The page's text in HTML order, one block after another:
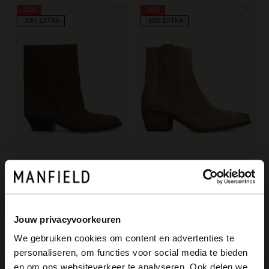
Jouw privacyvoorkeuren
We gebruiken cookies om content en advertenties te
personaliseren, om functies voor social media te bieden
Manfield
Taupefarbene Veloursleder-Cowboystiefel mit Umschlag
-10% EXTRA
Taupefarbene Cowboystiefel aus Veloursleder
-10% EXTRA